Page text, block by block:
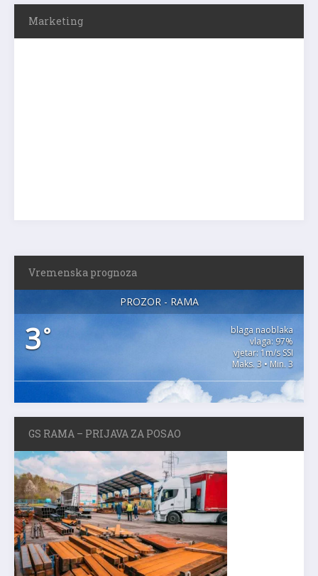
Marketing
Vremenska prognoza
PROZOR - RAMA
3°
blaga naoblaka
vlaga: 97%
vjetar: 1m/s SSI
Maks. 3 • Min. 3
GS RAMA – PRIJAVA ZA POSAO